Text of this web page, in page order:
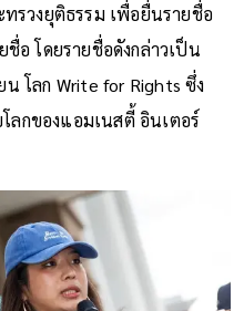
รวงยุติธรรม เพื่อยื่นรายชื่อ
อ โดยรายชื่อดังกล่าวเป็น
โลก Write for Rights ซึ่ง
กของแอมเนสตี้ อินเตอร์